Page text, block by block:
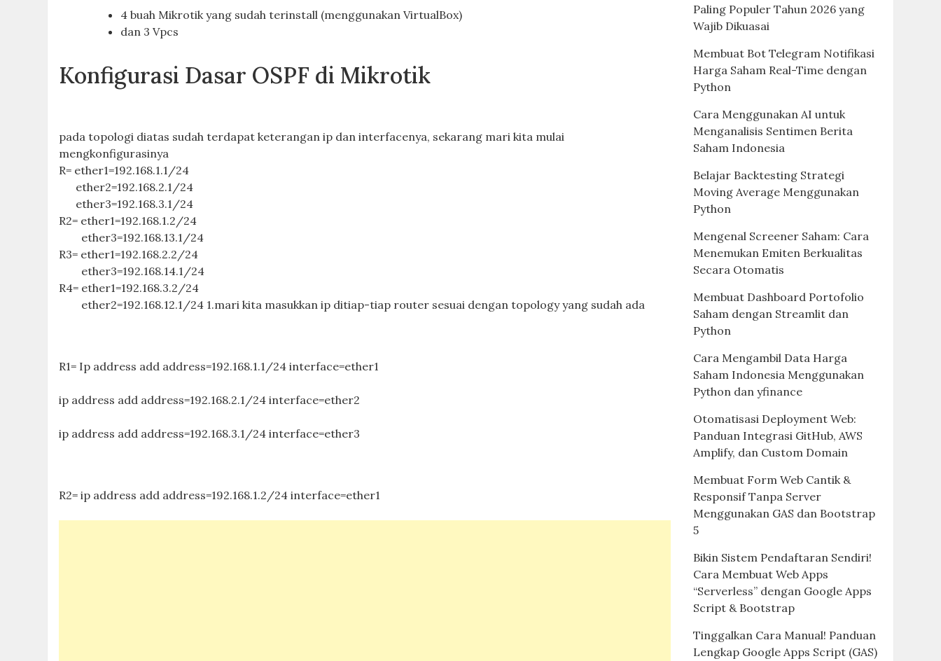
4 buah Mikrotik yang sudah terinstall (menggunakan VirtualBox)
dan 3 Vpcs
Konfigurasi Dasar OSPF di Mikrotik
pada topologi diatas sudah terdapat keterangan ip dan interfacenya, sekarang mari kita mulai
mengkonfigurasinya
R= ether1=192.168.1.1/24
ether2=192.168.2.1/24
ether3=192.168.3.1/24
R2= ether1=192.168.1.2/24
ether3=192.168.13.1/24
R3= ether1=192.168.2.2/24
ether3=192.168.14.1/24
R4= ether1=192.168.3.2/24
ether2=192.168.12.1/24 1.mari kita masukkan ip ditiap-tiap router sesuai dengan topology yang sudah ada
R1= Ip address add address=192.168.1.1/24 interface=ether1
ip address add address=192.168.2.1/24 interface=ether2
ip address add address=192.168.3.1/24 interface=ether3
R2= ip address add address=192.168.1.2/24 interface=ether1
Paling Populer Tahun 2026 yang
Wajib Dikuasai
Membuat Bot Telegram Notifikasi
Harga Saham Real-Time dengan
Python
Cara Menggunakan AI untuk
Menganalisis Sentimen Berita
Saham Indonesia
Belajar Backtesting Strategi
Moving Average Menggunakan
Python
Mengenal Screener Saham: Cara
Menemukan Emiten Berkualitas
Secara Otomatis
Membuat Dashboard Portofolio
Saham dengan Streamlit dan
Python
Cara Mengambil Data Harga
Saham Indonesia Menggunakan
Python dan yfinance
Otomatisasi Deployment Web:
Panduan Integrasi GitHub, AWS
Amplify, dan Custom Domain
Membuat Form Web Cantik &
Responsif Tanpa Server
Menggunakan GAS dan Bootstrap
5
Bikin Sistem Pendaftaran Sendiri!
Cara Membuat Web Apps
“Serverless” dengan Google Apps
Script & Bootstrap
Tinggalkan Cara Manual! Panduan
Lengkap Google Apps Script (GAS)